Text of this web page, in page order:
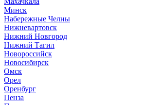
Минск
Набережные Челны
Нижневартовск
Нижний Новгород
Нижний Тагил
Новороссийск
Новосибирск
Омск
Орел
Оренбург
Пенза